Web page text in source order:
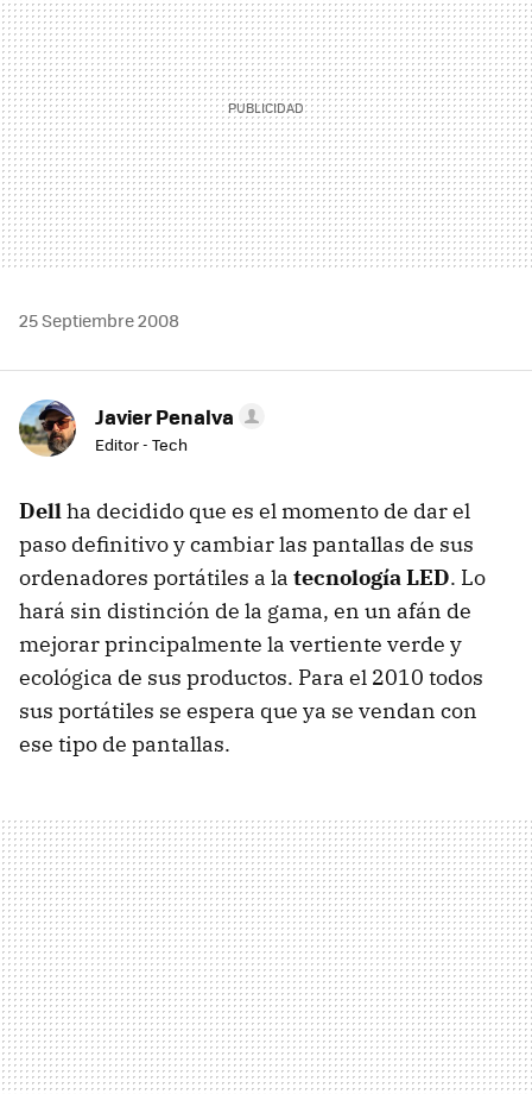
25 Septiembre 2008
Javier Penalva
Editor - Tech
Dellha decidido que es el momento de dar el
paso definitivo y cambiar las pantallas de sus
ordenadores portátiles a la tecnología LED. Lo
hará sin distinción de la gama, en un afán de
mejorar principalmente la vertiente verde y
ecológica de sus productos. Para el 2010 todos
sus portátiles se espera que ya se vendan con
ese tipo de pantallas.